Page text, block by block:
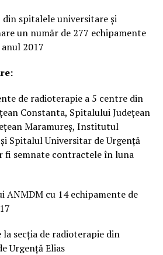
spitalele universitare și
un număr de 277 echipamente
2017
de radioterapie a 5 centre din
Constanta, Spitalului Județean
Maramureș, Institutul
Spitalul Universitar de Urgență
fi semnate contractele în luna
ANMDM cu 14 echipamente de
secția de radioterapie din
Urgență Elias